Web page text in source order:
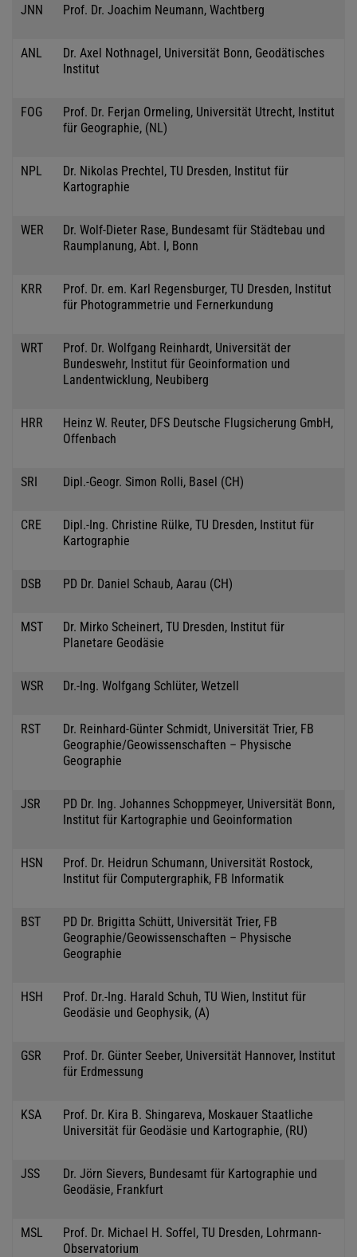
JNN Prof. Dr. Joachim Neumann, Wachtberg
ANL
Dr. Axel Nothnagel, Universität Bonn, Geodätisches
Institut
FOG
Prof. Dr. Ferjan Ormeling, Universität Utrecht, Institut
für Geographie, (NL)
NPL
Dr. Nikolas Prechtel, TU Dresden, Institut für
Kartographie
WER
Dr. Wolf-Dieter Rase, Bundesamt für Städtebau und
Raumplanung, Abt. I, Bonn
KRR
Prof. Dr. em. Karl Regensburger, TU Dresden, Institut
für Photogrammetrie und Fernerkundung
WRT
Prof. Dr. Wolfgang Reinhardt, Universität der
Bundeswehr, Institut für Geoinformation und
Landentwicklung, Neubiberg
HRR
Heinz W. Reuter, DFS Deutsche Flugsicherung GmbH,
Offenbach
SRI Dipl.-Geogr. Simon Rolli, Basel (CH)
CRE
Dipl.-Ing. Christine Rülke, TU Dresden, Institut für
Kartographie
DSB PD Dr. Daniel Schaub, Aarau (CH)
MST
Dr. Mirko Scheinert, TU Dresden, Institut für
Planetare Geodäsie
WSR Dr.-Ing. Wolfgang Schlüter, Wetzell
RST
Dr. Reinhard-Günter Schmidt, Universität Trier, FB
Geographie/Geowissenschaften – Physische
Geographie
JSR
PD Dr. Ing. Johannes Schoppmeyer, Universität Bonn,
Institut für Kartographie und Geoinformation
HSN
Prof. Dr. Heidrun Schumann, Universität Rostock,
Institut für Computergraphik, FB Informatik
BST
PD Dr. Brigitta Schütt, Universität Trier, FB
Geographie/Geowissenschaften – Physische
Geographie
HSH
Prof. Dr.-Ing. Harald Schuh, TU Wien, Institut für
Geodäsie und Geophysik, (A)
GSR
Prof. Dr. Günter Seeber, Universität Hannover, Institut
für Erdmessung
KSA
Prof. Dr. Kira B. Shingareva, Moskauer Staatliche
Universität für Geodäsie und Kartographie, (RU)
JSS
Dr. Jörn Sievers, Bundesamt für Kartographie und
Geodäsie, Frankfurt
MSL
Prof. Dr. Michael H. Soffel, TU Dresden, Lohrmann-
Observatorium